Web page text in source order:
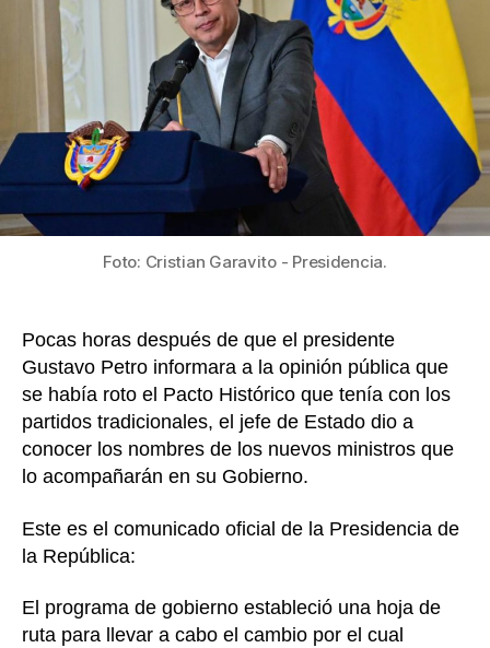
o
o
k
tir
Petro
a
sus
siete
Foto: Cristian Garavito - Presidencia.
Pocas horas después de que el presidente
Gustavo Petro informara a la opinión pública que
se había roto el Pacto Histórico que tenía con los
partidos tradicionales, el jefe de Estado dio a
conocer los nombres de los nuevos ministros que
lo acompañarán en su Gobierno.
Este es el comunicado oficial de la Presidencia de
la República:
El programa de gobierno estableció una hoja de
ruta para llevar a cabo el cambio por el cual